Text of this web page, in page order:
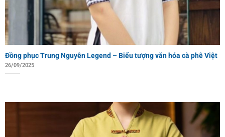
Đồng phục Trung Nguyên Legend – Biểu tượng văn hóa cà phê Việt
26/09/2025